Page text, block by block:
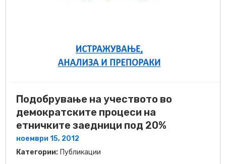
Подобрување на учеството во
демократските процеси на
етничките заедници под 20%
ноември 15, 2012
Категории: Публикации